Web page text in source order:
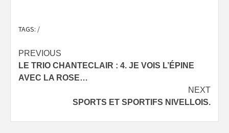
TAGS: /
Post
navigation
PREVIOUS
LE TRIO CHANTECLAIR : 4. JE VOIS L’ÉPINE
AVEC LA ROSE…
NEXT
SPORTS ET SPORTIFS NIVELLOIS.